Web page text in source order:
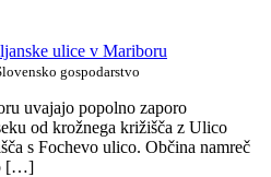
ulice v Mariboru
gospodarstvo
uvajajo popolno zaporo
od krožnega križišča z Ulico
s Fochevo ulico. Občina namreč
[…]